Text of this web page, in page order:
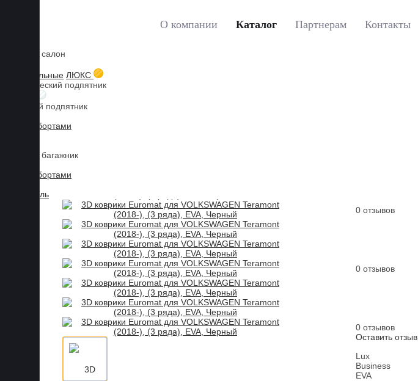
О компании Каталог Партнерам Контакты
Коврики в салон
3D текстильные ЛЮКС
Металлический подпятник
Резиновый подпятник
3D Eva с бортами
Коврики в багажник
3D Eva с бортами
3D Текстиль
Главная
0 отзывов
0 отзывов
0 отзывов
Оставить отзыв
Lux
Business
EVA